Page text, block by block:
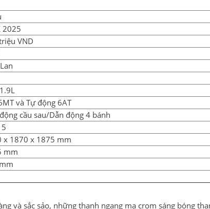
2025
VND
và Tự động 6AT
cầu sau/Dẫn động 4 bánh
x 1870 x 1875 mm
mm
và sắc sảo, những thanh ngang mạ crom sáng bóng